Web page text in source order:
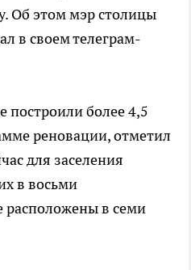
Об этом мэр столицы
в своем телеграм-
построили более 4,5
реновации, отметил
для заселения
в восьми
расположены в семи